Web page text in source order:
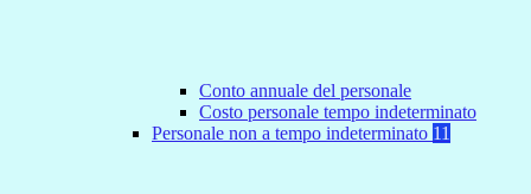
Conto annuale del personale
Costo personale tempo indeterminato
Personale non a tempo indeterminato 11